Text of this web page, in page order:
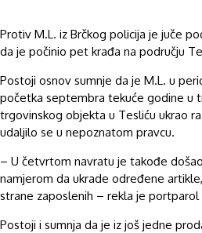
Protiv M.L. iz Brčkog policija je juče
da je počinio pet krađa na području
Postoji osnov sumnje da je M.L. u
početka septembra tekuće godine u
trgovinskog objekta u Tesliću ukrao
udaljilo se u nepoznatom pravcu.
– U četvrtom navratu je takođe
namjerom da ukrade određene
strane zaposlenih – rekla je portparol
Postoji i sumnja da je iz još jedne